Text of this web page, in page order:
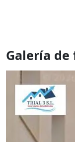
Galería de